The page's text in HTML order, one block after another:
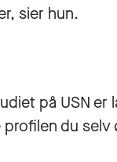
sier hun.
på USN er
du selv